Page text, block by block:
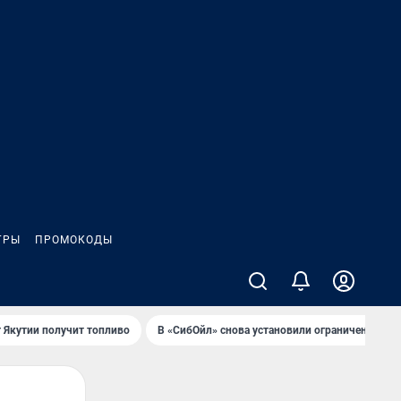
ПРОМОКОДЫ
получит топливо В «СибОйл» снова установили ограничения